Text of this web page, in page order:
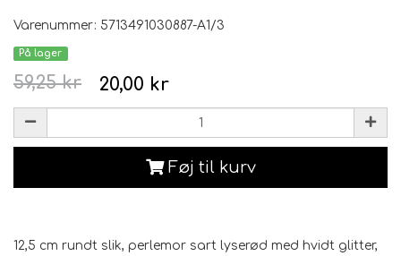
Varenummer: 5713491030887-A1/3
På lager
20,00 kr
59,25 kr
Føj til kurv
12,5 cm rundt slik, perlemor sart lyserød med hvidt glitter,